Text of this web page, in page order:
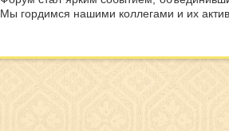
Мы гордимся нашими коллегами и их